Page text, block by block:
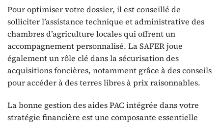
Pour optimiser votre dossier, il est conseillé de
solliciter l’assistance technique et administrative des
chambres d’agriculture locales qui offrent un
accompagnement personnalisé. La SAFER joue
également un rôle clé dans la sécurisation des
acquisitions foncières, notamment grâce à des conseils
pour accéder à des terres libres à prix raisonnables.
La bonne gestion des aides PAC intégrée dans votre
stratégie financière est une composante essentielle